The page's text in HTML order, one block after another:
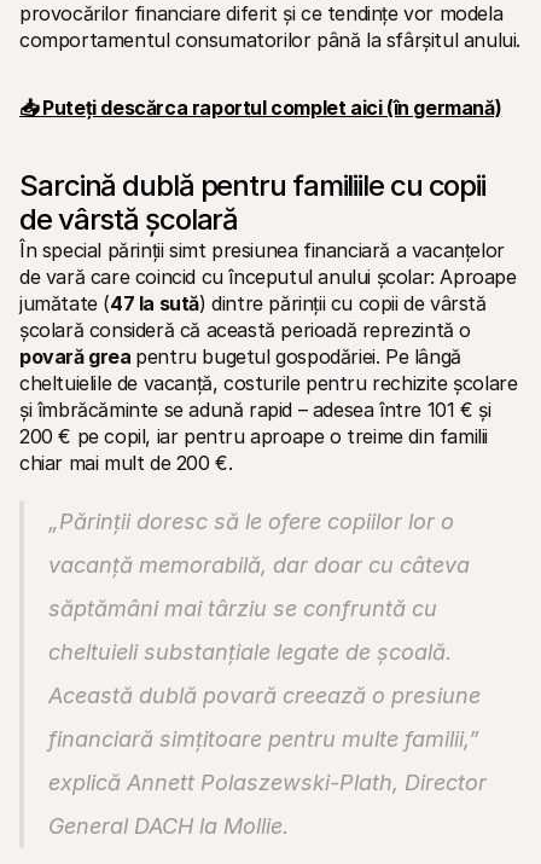
provocărilor financiare diferit și ce tendințe vor modela
comportamentul consumatorilor până la sfârșitul anului.
📥 Puteți descărca raportul complet aici (în germană)
Sarcină dublă pentru familiile cu copii
de vârstă şcolară
În special părinții simt presiunea financiară a vacanțelor
de vară care coincid cu începutul anului școlar: Aproape
jumătate (47 la sută) dintre părinții cu copii de vârstă
școlară consideră că această perioadă reprezintă o
povară grea pentru bugetul gospodăriei. Pe lângă
cheltuielile de vacanță, costurile pentru rechizite școlare
și îmbrăcăminte se adună rapid – adesea între 101 € și
200 € pe copil, iar pentru aproape o treime din familii
chiar mai mult de 200 €.
„Părinții doresc să le ofere copiilor lor o
vacanță memorabilă, dar doar cu câteva
săptămâni mai târziu se confruntă cu
cheltuieli substanțiale legate de școală.
Această dublă povară creează o presiune
explică Annett Polaszewski-Plath, Director
General DACH la Mollie.